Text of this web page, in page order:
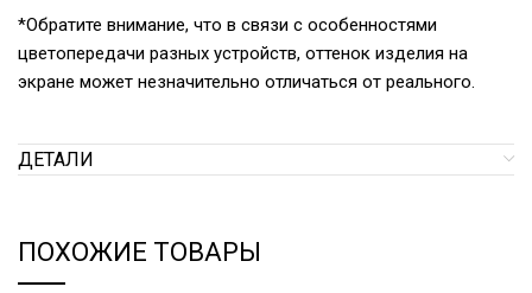
*Обратите внимание, что в связи с особенностями
цветопередачи разных устройств, оттенок изделия на
экране может незначительно отличаться от реального.
ДЕТАЛИ
ПОХОЖИЕ ТОВАРЫ